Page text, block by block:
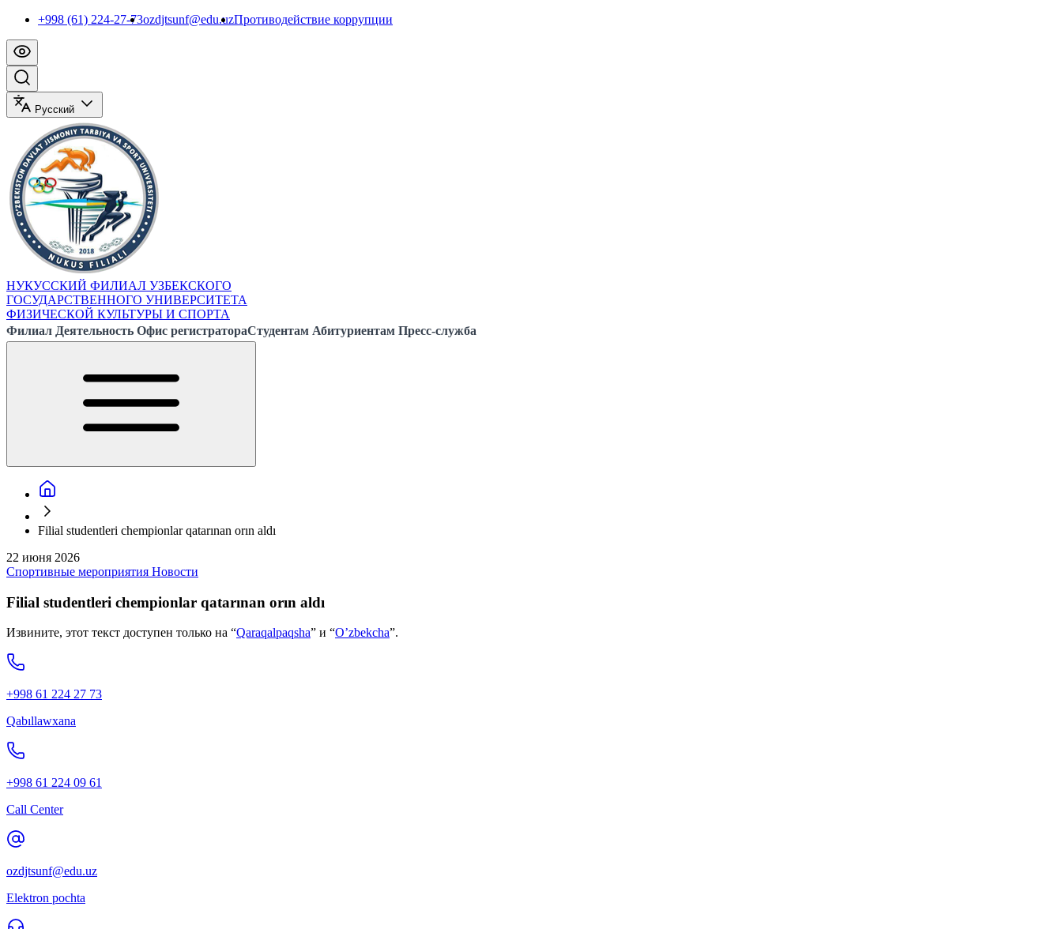
+998 (61) 224-27-73ozdjtsunf@edu.uzПротиводействие коррупции
Русский
НУКУССКИЙ ФИЛИАЛ УЗБЕКСКОГО
ГОСУДАРСТВЕННОГО УНИВЕРСИТЕТА
ФИЗИЧЕСКОЙ КУЛЬТУРЫ И СПОРТА
Филиал Деятельность Офис регистратораСтудентам Абитуриентам Пресс-служба
Filial studentleri chempionlar qatarınan orın aldı
22 июня 2026
Спортивные мероприятия Новости
Filial studentleri chempionlar qatarınan orın aldı
Извините, этот текст доступен только на “Qaraqalpaqsha” и “O’zbekcha”.
+998 61 224 27 73
Qabıllawxana
+998 61 224 09 61
Call Center
ozdjtsunf@edu.uz
Elektron pochta